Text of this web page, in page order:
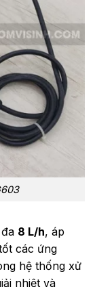
8 L/h, áp
các ứng
hệ thống xử
nhiệt và